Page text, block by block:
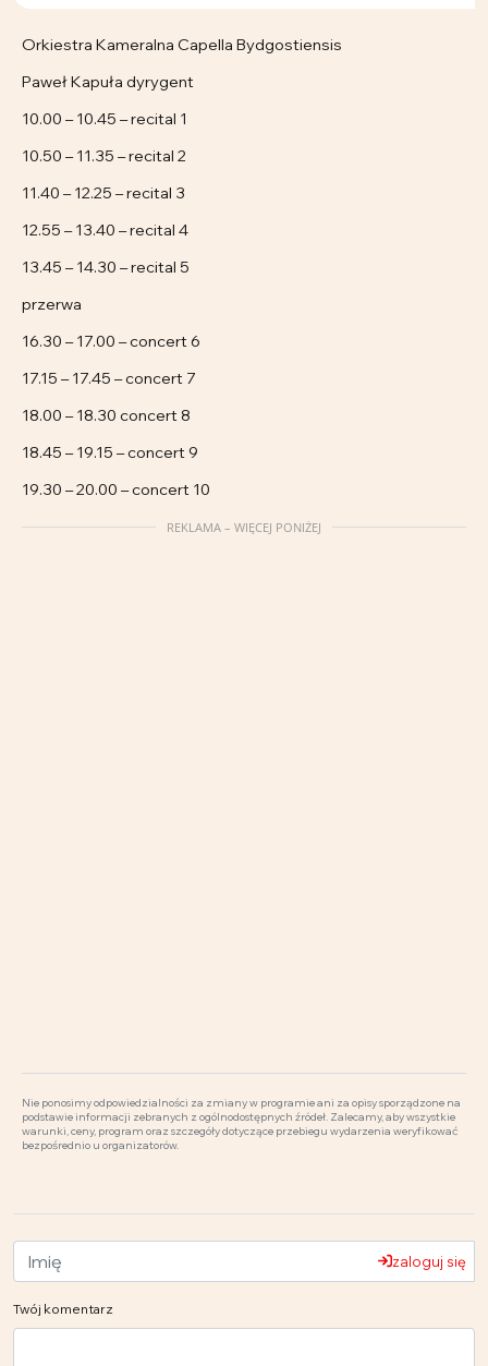
Orkiestra Kameralna Capella Bydgostiensis
Paweł Kapuła dyrygent
10.00 – 10.45 – recital 1
10.50 – 11.35 – recital 2
11.40 – 12.25 – recital 3
12.55 – 13.40 – recital 4
13.45 – 14.30 – recital 5
przerwa
16.30 – 17.00 – concert 6
17.15 – 17.45 – concert 7
18.00 – 18.30 concert 8
18.45 – 19.15 – concert 9
19.30 – 20.00 – concert 10
REKLAMA – WIĘCEJ PONIŻEJ
Nie ponosimy odpowiedzialności za zmiany w programie ani za opisy sporządzone na
podstawie informacji zebranych z ogólnodostępnych źródeł. Zalecamy, aby wszystkie
warunki, ceny, program oraz szczegóły dotyczące przebiegu wydarzenia weryfikować
bezpośrednio u organizatorów.
zaloguj się
Twój komentarz